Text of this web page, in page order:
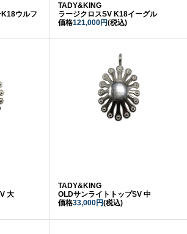
ウルフ
TADY&KING
ラージクロスSV K18イーグル
価格121,000円(税込)
大
TADY&KING
OLDサンライトトップSV 中
価格33,000円(税込)